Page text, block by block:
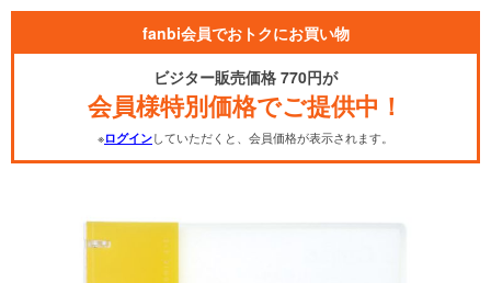
fanbi会員でおトクにお買い物
ビジター販売価格 770円が
会員様特別価格でご提供中！
※ログインしていただくと、会員価格が表示されます。